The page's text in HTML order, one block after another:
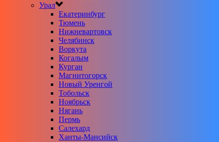
Урал
Екатеринбург
Тюмень
Нижневартовск
Челябинск
Воркута
Когалым
Курган
Магнитогорск
Новый Уренгой
Тобольск
Ноябрьск
Нягань
Пермь
Салехард
Ханты-Мансийск